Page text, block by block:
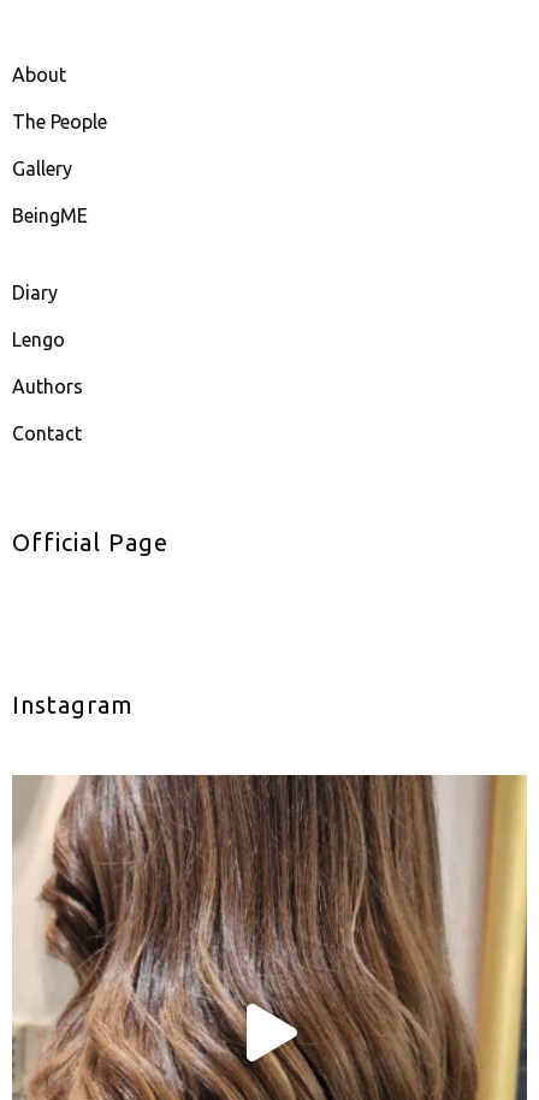
About
The People
Gallery
BeingME
Diary
Lengo
Authors
Contact
Official Page
Instagram